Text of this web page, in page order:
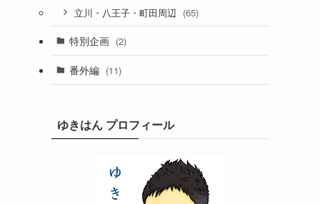
立川・八王子・町田周辺 (65)
特別企画 (2)
番外編 (11)
ゆきはん プロフィール